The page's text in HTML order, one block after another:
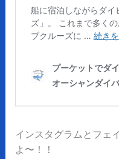
インスタグラムとフェ
よ〜！！